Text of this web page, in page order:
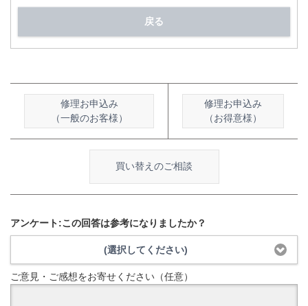
戻る
修理お申込み
（一般のお客様）
修理お申込み
（お得意様）
買い替えのご相談
アンケート:この回答は参考になりましたか？
(選択してください)
ご意見・ご感想をお寄せください（任意）